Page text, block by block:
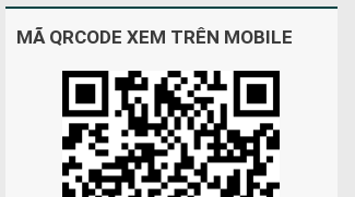
MÃ QRCODE XEM TRÊN MOBILE